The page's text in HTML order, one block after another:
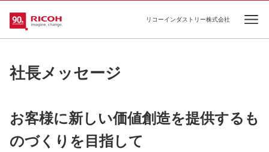
リコーインダストリー株式会社
社長メッセージ
お客様に新しい価値創造を提供するも
のづくりを目指して